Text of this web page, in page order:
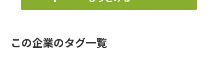
この企業のタグ一覧